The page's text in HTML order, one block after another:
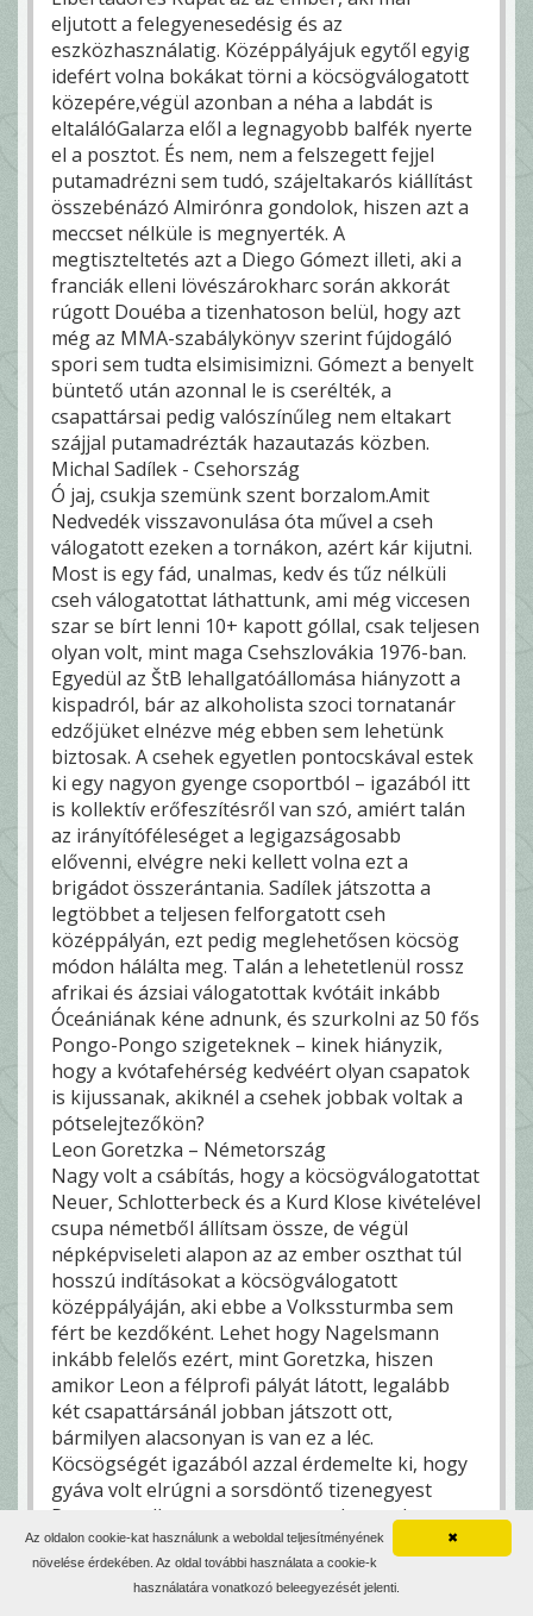
eljutott a felegyenesedésig és az
eszközhasználatig. Középpályájuk egytől egyig
idefért volna bokákat törni a köcsögválogatott
közepére,végül azonban a néha a labdát is
eltalálóGalarza elől a legnagyobb balfék nyerte
el a posztot. És nem, nem a felszegett fejjel
putamadrézni sem tudó, szájeltakarós kiállítást
összebénázó Almirónra gondolok, hiszen azt a
meccset nélküle is megnyerték. A
megtiszteltetés azt a Diego Gómezt illeti, aki a
franciák elleni lövészárokharc során akkorát
rúgott Douéba a tizenhatoson belül, hogy azt
még az MMA-szabálykönyv szerint fújdogáló
spori sem tudta elsimisimizni. Gómezt a benyelt
büntető után azonnal le is cserélték, a
csapattársai pedig valószínűleg nem eltakart
szájjal putamadrézták hazautazás közben.
Michal Sadílek - Csehország
Ó jaj, csukja szemünk szent borzalom.Amit
Nedvedék visszavonulása óta művel a cseh
válogatott ezeken a tornákon, azért kár kijutni.
Most is egy fád, unalmas, kedv és tűz nélküli
cseh válogatottat láthattunk, ami még viccesen
szar se bírt lenni 10+ kapott góllal, csak teljesen
olyan volt, mint maga Csehszlovákia 1976-ban.
Egyedül az ŠtB lehallgatóállomása hiányzott a
kispadról, bár az alkoholista szoci tornatanár
edzőjüket elnézve még ebben sem lehetünk
biztosak. A csehek egyetlen pontocskával estek
ki egy nagyon gyenge csoportból – igazából itt
is kollektív erőfeszítésről van szó, amiért talán
az irányítóféleséget a legigazságosabb
elővenni, elvégre neki kellett volna ezt a
brigádot összerántania. Sadílek játszotta a
legtöbbet a teljesen felforgatott cseh
középpályán, ezt pedig meglehetősen köcsög
módon hálálta meg. Talán a lehetetlenül rossz
afrikai és ázsiai válogatottak kvótáit inkább
Óceániának kéne adnunk, és szurkolni az 50 fős
Pongo-Pongo szigeteknek – kinek hiányzik,
hogy a kvótafehérség kedvéért olyan csapatok
is kijussanak, akiknél a csehek jobbak voltak a
pótselejtezőkön?
Leon Goretzka – Németország
Nagy volt a csábítás, hogy a köcsögválogatottat
Neuer, Schlotterbeck és a Kurd Klose kivételével
csupa németből állítsam össze, de végül
népképviseleti alapon az az ember oszthat túl
hosszú indításokat a köcsögválogatott
középpályáján, aki ebbe a Volkssturmba sem
fért be kezdőként. Lehet hogy Nagelsmann
inkább felelős ezért, mint Goretzka, hiszen
amikor Leon a félprofi pályát látott, legalább
két csapattársánál jobban játszott ott,
bármilyen alacsonyan is van ez a léc.
Köcsögségét igazából azzal érdemelte ki, hogy
gyáva volt elrúgni a sorsdöntő tizenegyest
Paraguay ellen, megszegve ezzel a „csak
parancsot teljesítettem!” szép német
néphagyományát és lavinát indítva el hasonlóan
beszart társai között a felelősség hárításában.
✖
Az oldalon cookie-kat használunk a weboldal teljesítményének
növelése érdekében. Az oldal további használata a cookie-k
használatára vonatkozó beleegyezését jelenti.